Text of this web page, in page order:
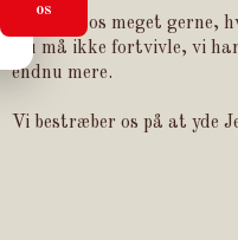
os
Kontakt os meget gerne,
Du må ikke fortvivle, vi
endnu mere.
Vi bestræber os på at yde